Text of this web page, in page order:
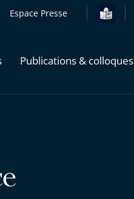
Espace Presse
Publications & colloques